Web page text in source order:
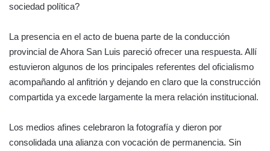
sociedad política?
La presencia en el acto de buena parte de la conducción
provincial de Ahora San Luis pareció ofrecer una respuesta. Allí
estuvieron algunos de los principales referentes del oficialismo
acompañando al anfitrión y dejando en claro que la construcción
compartida ya excede largamente la mera relación institucional.
Los medios afines celebraron la fotografía y dieron por
consolidada una alianza con vocación de permanencia. Sin